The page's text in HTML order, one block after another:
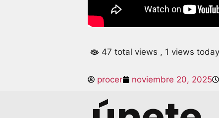
47 total views , 1 views today
procer noviembre 20, 2025